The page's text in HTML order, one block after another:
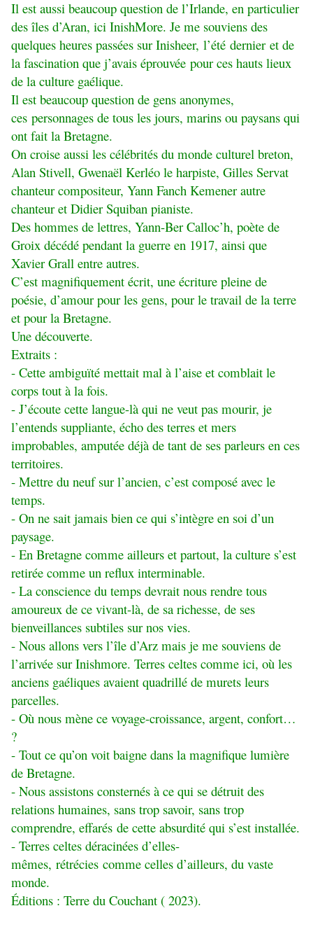
Il est aussi beaucoup question de l’Irlande, en particulier
des îles d’Aran, ici InishMore. Je me souviens des
quelques heures passées sur Inisheer, l’été dernier et de
la fascination que j’avais éprouvée pour ces hauts lieux
de la culture gaélique.
Il est beaucoup question de gens anonymes,
ces personnages de tous les jours, marins ou paysans qui
ont fait la Bretagne.
On croise aussi les célébrités du monde culturel breton,
Alan Stivell, Gwenaël Kerléo le harpiste, Gilles Servat
chanteur compositeur, Yann Fanch Kemener autre
chanteur et Didier Squiban pianiste.
Des hommes de lettres, Yann-Ber Calloc’h, poète de
Groix décédé pendant la guerre en 1917, ainsi que
Xavier Grall entre autres.
C’est magnifiquement écrit, une écriture pleine de
poésie, d’amour pour les gens, pour le travail de la terre
et pour la Bretagne.
Une découverte.
Extraits :
- Cette ambiguïté mettait mal à l’aise et comblait le
corps tout à la fois.
- J’écoute cette langue-là qui ne veut pas mourir, je
l’entends suppliante, écho des terres et mers
improbables, amputée déjà de tant de ses parleurs en ces
territoires.
- Mettre du neuf sur l’ancien, c’est composé avec le
temps.
- On ne sait jamais bien ce qui s’intègre en soi d’un
paysage.
- En Bretagne comme ailleurs et partout, la culture s’est
retirée comme un reflux interminable.
- La conscience du temps devrait nous rendre tous
amoureux de ce vivant-là, de sa richesse, de ses
bienveillances subtiles sur nos vies.
- Nous allons vers l’île d’Arz mais je me souviens de
l’arrivée sur Inishmore. Terres celtes comme ici, où les
anciens gaéliques avaient quadrillé de murets leurs
parcelles.
- Où nous mène ce voyage-croissance, argent, confort…
?
- Tout ce qu’on voit baigne dans la magnifique lumière
de Bretagne.
- Nous assistons consternés à ce qui se détruit des
relations humaines, sans trop savoir, sans trop
comprendre, effarés de cette absurdité qui s’est installée.
- Terres celtes déracinées d’elles-
mêmes, rétrécies comme celles d’ailleurs, du vaste
monde.
Éditions : Terre du Couchant ( 2023).